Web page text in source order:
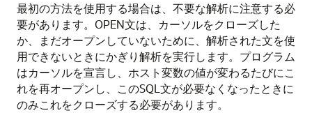
最初の方法を使用する場合は、不要な解析に注意する必
要があります。OPEN文は、カーソルをクローズした
か、まだオープンしていないために、解析された文を使
用できないときにかぎり解析を実行します。プログラム
はカーソルを宣言し、ホスト変数の値が変わるたびにこ
れを再オープンし、このSQL文が必要なくなったときに
のみこれをクローズする必要があります。